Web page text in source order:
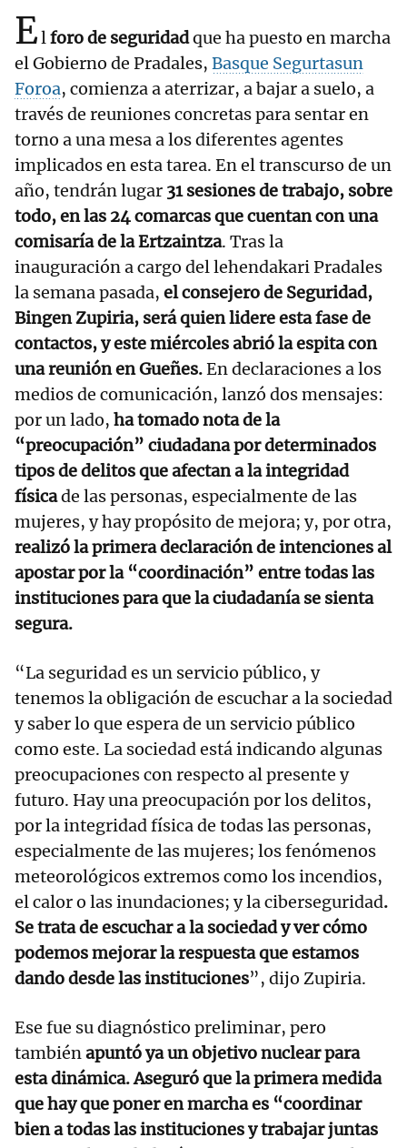
Elforo de seguridadque ha puesto en marcha
el Gobierno de Pradales, Basque Segurtasun
Foroa, comienza a aterrizar, a bajar a suelo, a
través de reuniones concretas para sentar en
torno a una mesa a los diferentes agentes
implicados en esta tarea. En el transcurso de un
año, tendrán lugar 31 sesiones de trabajo, sobre
todo, en las 24 comarcas que cuentan con una
comisaría de la Ertzaintza. Tras la
inauguración a cargo del lehendakari Pradales
la semana pasada, el consejero de Seguridad,
Bingen Zupiria, será quien lidere esta fase de
contactos, y este miércoles abrió la espita con
una reunión en Gueñes.En declaraciones a los
medios de comunicación, lanzó dos mensajes:
por un lado, ha tomado nota de la
“preocupación” ciudadana por determinados
tipos de delitos que afectan a la integridad
físicade las personas, especialmente de las
mujeres, y hay propósito de mejora; y, por otra,
realizó la primera declaración de intenciones al
apostar por la “coordinación” entre todas las
instituciones para que la ciudadanía se sienta
segura.
“La seguridad es un servicio público, y
tenemos la obligación de escuchar a la sociedad
y saber lo que espera de un servicio público
como este. La sociedad está indicando algunas
preocupaciones con respecto al presente y
futuro. Hay una preocupación por los delitos,
por la integridad física de todas las personas,
especialmente de las mujeres; los fenómenos
meteorológicos extremos como los incendios,
el calor o las inundaciones; y la ciberseguridad.
Se trata de escuchar a la sociedad y ver cómo
podemos mejorar la respuesta que estamos
dando desde las instituciones”, dijo Zupiria.
Ese fue su diagnóstico preliminar, pero
tambiénapuntó ya un objetivo nuclear para
esta dinámica. Aseguró que la primera medida
que hay que poner en marcha es “coordinar
bien a todas las instituciones y trabajar juntas